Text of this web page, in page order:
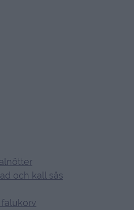
och kall sås